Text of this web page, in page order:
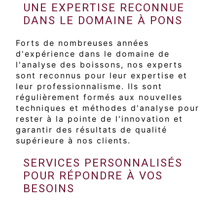
UNE EXPERTISE RECONNUE
DANS LE DOMAINE À PONS
Forts de nombreuses années
d'expérience dans le domaine de
l'analyse des boissons, nos experts
sont reconnus pour leur expertise et
leur professionnalisme. Ils sont
régulièrement formés aux nouvelles
techniques et méthodes d'analyse pour
rester à la pointe de l'innovation et
garantir des résultats de qualité
supérieure à nos clients.
SERVICES PERSONNALISÉS
POUR RÉPONDRE À VOS
BESOINS